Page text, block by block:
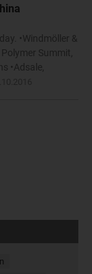
•Windmöller &
Summit,
•Adsale,